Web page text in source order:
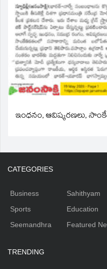
ఇంధనం, ఆవిష్కరణలు,
CATEGORIES
Business
Sports
Seemandhra
Sahithyam
Education
Featured
TRENDING